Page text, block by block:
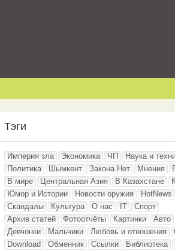
Тэги
Империя зла Экономика ЧП
Наука и
Политика
Шымкент Закона.Нет Мнения
В мире
Центральная Азия В Казахстане
Юмор и Истории
Новости оружия
HotNews
Скандалы
Культура О нас IT
Спорт
Архив статей
Фотоотчёты Картинки
Авто
Девчонки
Мальчики Любовь и отношения
Download
Обменник Ссылки Библиотека